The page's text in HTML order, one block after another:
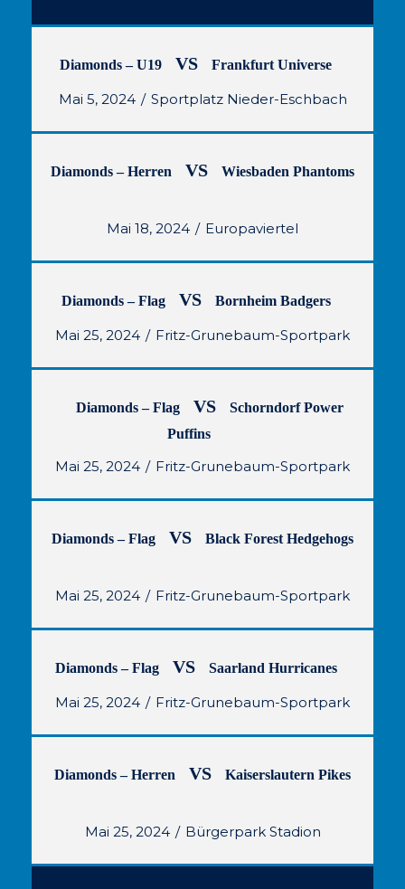
Diamonds – U19 VS Frankfurt Universe
Mai 5, 2024 Sportplatz Nieder-Eschbach
Diamonds – Herren VS Wiesbaden Phantoms
Mai 18, 2024 Europaviertel
Diamonds – Flag VS Bornheim Badgers
Mai 25, 2024 Fritz-Grunebaum-Sportpark
Diamonds – Flag VS
Schorndorf Power
Puffins
Mai 25, 2024 Fritz-Grunebaum-Sportpark
Diamonds – Flag VS Black Forest Hedgehogs
Mai 25, 2024 Fritz-Grunebaum-Sportpark
Diamonds – Flag VS Saarland Hurricanes
Mai 25, 2024 Fritz-Grunebaum-Sportpark
Diamonds – Herren VS Kaiserslautern Pikes
Mai 25, 2024 Bürgerpark Stadion